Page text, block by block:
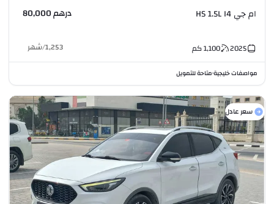
ام جي HS 1.5L I4 درهم 80,000
2025
1,100كم 1,253
/شهر
مواصفات خليجية•متاحة للتمويل
سعر عادل